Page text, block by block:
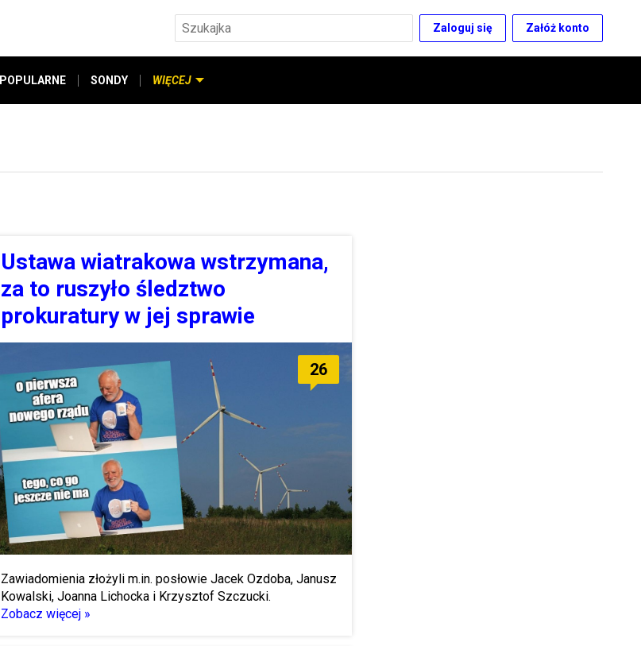
Zaloguj się Załóż konto
POPULARNE SONDY WIĘCEJ
Ustawa wiatrakowa wstrzymana,
za to ruszyło śledztwo
prokuratury w jej sprawie
26
Zawiadomienia złożyli m.in. posłowie Jacek Ozdoba, Janusz
Kowalski, Joanna Lichocka i Krzysztof Szczucki.
Zobacz więcej »